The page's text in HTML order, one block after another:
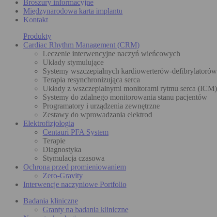
Broszury informacyjne
Międzynarodowa karta implantu
Kontakt
Produkty
Cardiac Rhythm Management (CRM)
Leczenie interwencyjne naczyń wieńcowych
Układy stymulujące
Systemy wszczepialnych kardiowerterów-
Terapia resynchronizująca serca
Układy z wszczepialnymi monitorami rytmu serca (ICM)
Systemy do zdalnego monitorowania stanu pacjentów
Programatory i urządzenia zewnętrzne
Zestawy do wprowadzania elektrod
Elektrofizjologia
Centauri PFA System
Terapie
Diagnostyka
Stymulacja czasowa
Ochrona przed promieniowaniem
Zero-Gravity
Interwencje naczyniowe Portfolio
Badania kliniczne
Granty na badania kliniczne